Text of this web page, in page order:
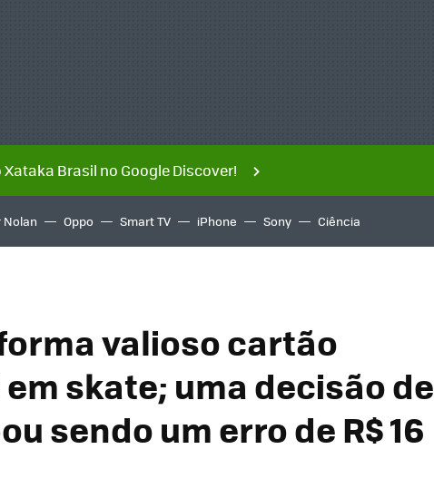
Xataka Brasil no Google Discover!
Oppo Smart TV iPhone Sony Ciência
valioso cartão
em skate; uma decisão de
sendo um erro de R$ 16